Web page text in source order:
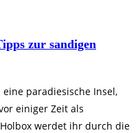
zur sandigen
paradiesische Insel,
einiger Zeit als
werdet ihr durch die